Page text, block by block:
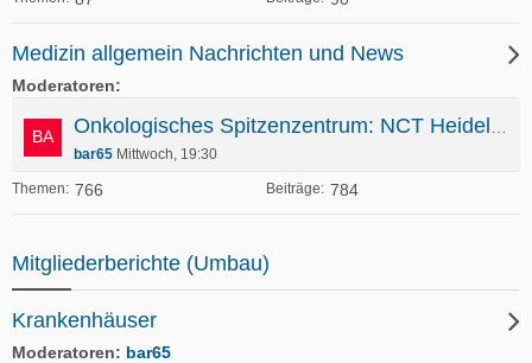
Medizin allgemein Nachrichten und News
Moderatoren
Themen 766 Beiträge 784
bar65 Mittwoch, 19:30
Mitgliederberichte (Umbau)
Krankenhäuser
Moderatoren bar65